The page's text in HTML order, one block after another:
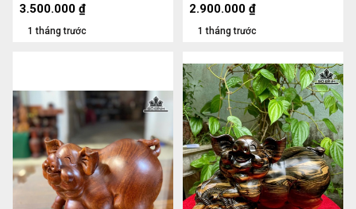
1 tháng trước
3.500.000 ₫
1 tháng trước
2.900.000 ₫